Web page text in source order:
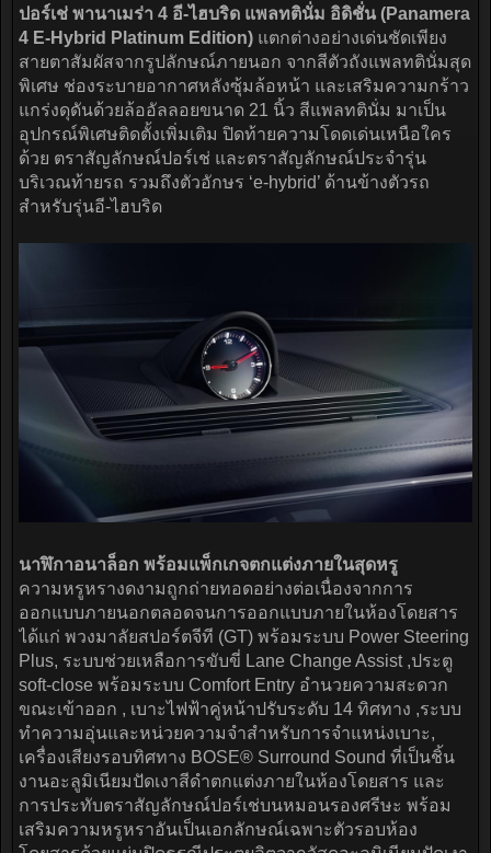
ปอร์เช่ พานาเมร่า 4 อี-ไฮบริด แพลทตินั่ม อิดิชั่น (Panamera
4 E-Hybrid Platinum Edition) แตกต่างอย่างเด่นชัดเพียง
สายตาสัมผัสจากรูปลักษณ์ภายนอก จากสีตัวถังแพลทตินั่มสุด
พิเศษ ช่องระบายอากาศหลังซุ้มล้อหน้า และเสริมความกร้าว
แกร่งดุดันด้วยล้ออัลลอยขนาด 21 นิ้ว สีแพลทตินั่ม มาเป็น
อุปกรณ์พิเศษติดตั้งเพิ่มเติม ปิดท้ายความโดดเด่นเหนือใคร
ด้วย ตราสัญลักษณ์ปอร์เช่ และตราสัญลักษณ์ประจำรุ่น
บริเวณท้ายรถ รวมถึงตัวอักษร ‘e-hybrid’ ด้านข้างตัวรถ
สำหรับรุ่นอี-ไฮบริด
นาฬิกาอนาล็อก พร้อมแพ็กเกจตกแต่งภายในสุดหรู
ความหรูหรางดงามถูกถ่ายทอดอย่างต่อเนื่องจากการ
ออกแบบภายนอกตลอดจนการออกแบบภายในห้องโดยสาร
ได้แก่ พวงมาลัยสปอร์ตจีที (GT) พร้อมระบบ Power Steering
Plus, ระบบช่วยเหลือการขับขี่ Lane Change Assist ,ประตู
soft-close พร้อมระบบ Comfort Entry อำนวยความสะดวก
ขณะเข้าออก , เบาะไฟฟ้าคู่หน้าปรับระดับ 14 ทิศทาง ,ระบบ
ทำความอุ่นและหน่วยความจำสำหรับการจำแหน่งเบาะ,
เครื่องเสียงรอบทิศทาง BOSE® Surround Sound ที่เป็นชิ้น
งานอะลูมิเนียมปัดเงาสีดำตกแต่งภายในห้องโดยสาร และ
การประทับตราสัญลักษณ์ปอร์เช่บนหมอนรองศรีษะ พร้อม
เสริมความหรูหราอันเป็นเอกลักษณ์เฉพาะตัวรอบห้อง